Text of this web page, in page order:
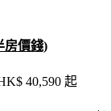
房價錢)
40,590 起